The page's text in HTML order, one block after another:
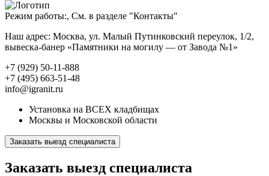
Режим работы:, См. в разделе "Контакты"
Наш адрес: Москва, ул. Малый Путинковский переулок, 1/2,
вывеска-банер «Памятники на могилу — от Завода №1»
+7 (929) 50-11-888
+7 (495) 663-51-48
info@igranit.ru
Установка на ВСЕХ кладбищах
Москвы и Московской области
Заказать выезд специалиста
Заказать выезд специалиста